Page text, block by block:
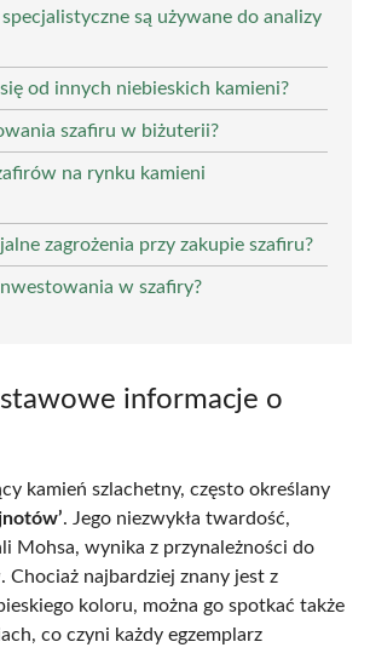
specjalistyczne są używane do analizy
od innych niebieskich kamieni?
szafiru w biżuterii?
na rynku kamieni
zagrożenia przy zakupie szafiru?
w szafiry?
informacje o
kamień szlachetny, często określany
. Jego niezwykła twardość,
Mohsa, wynika z przynależności do
Chociaż najbardziej znany jest z
koloru, można go spotkać także
co czyni każdy egzemplarz